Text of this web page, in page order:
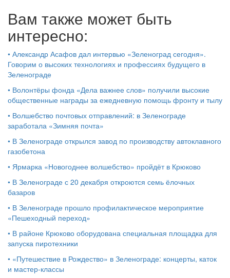
Вам также может быть
интересно:
• Александр Асафов дал интервью «Зеленоград сегодня».
Говорим о высоких технологиях и профессиях будущего в
Зеленограде
• Волонтёры фонда «Дела важнее слов» получили высокие
общественные награды за ежедневную помощь фронту и тылу
• Волшебство почтовых отправлений: в Зеленограде
заработала «Зимняя почта»
• В Зеленограде открылся завод по производству автоклавного
газобетона
• Ярмарка «Новогоднее волшебство» пройдёт в Крюково
• В Зеленограде с 20 декабря откроются семь ёлочных
базаров
• В Зеленограде прошло профилактическое мероприятие
«Пешеходный переход»
• В районе Крюково оборудована специальная площадка для
запуска пиротехники
• «Путешествие в Рождество» в Зеленограде: концерты, каток
и мастер‑классы